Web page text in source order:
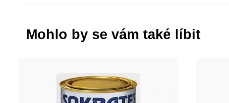
Mohlo by se vám také líbit